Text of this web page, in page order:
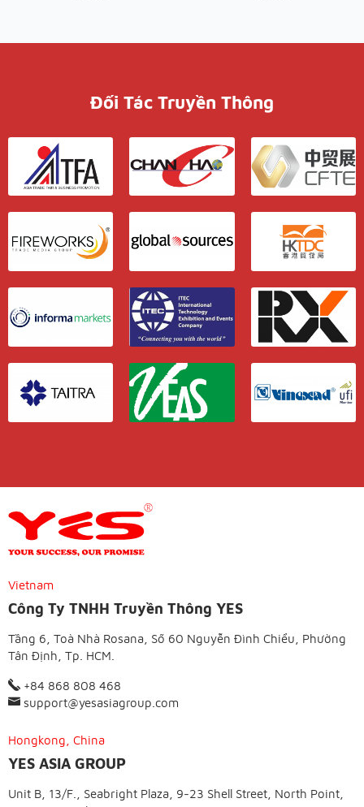
Đối Tác Truyền Thông
Vietnam
Công Ty TNHH Truyền Thông YES
Tầng 6, Toà Nhà Rosana, Số 60 Nguyễn Đình Chiểu, Phường
Tân Định, Tp. HCM.
+84 868 808 468
support@yesasiagroup.com
Hongkong, China
YES ASIA GROUP
Unit B, 13/F., Seabright Plaza, 9-23 Shell Street, North Point,